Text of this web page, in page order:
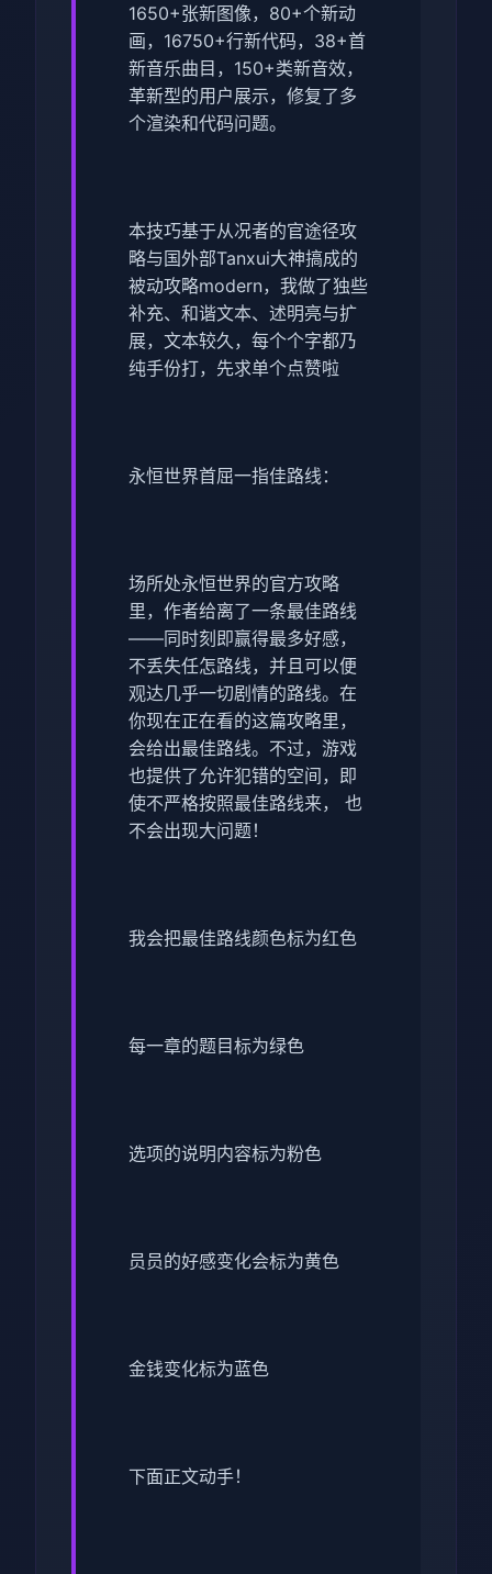
1650+张新图像，80+个新动
画，16750+行新代码，38+首
新音乐曲目，150+类新音效，
革新型的用户展示，修复了多
个渲染和代码问题。
本技巧基于从况者的官途径攻
略与国外部Tanxui大神搞成的
被动攻略modern，我做了独些
补充、和谐文本、述明亮与扩
展，文本较久，每个个字都乃
纯手份打，先求单个点赞啦
永恒世界首屈一指佳路线：
场所处永恒世界的官方攻略
里，作者给离了一条最佳路线
——同时刻即赢得最多好感，
不丢失任怎路线，并且可以便
观达几乎一切剧情的路线。在
你现在正在看的这篇攻略里，
会给出最佳路线。不过，游戏
也提供了允许犯错的空间，即
使不严格按照最佳路线来， 也
不会出现大问题！
我会把最佳路线颜色标为红色
每一章的题目标为绿色
选项的说明内容标为粉色
员员的好感变化会标为黄色
金钱变化标为蓝色
下面正文动手！